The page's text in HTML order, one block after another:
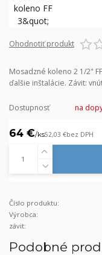
Ohodnotiť produkt
Mosadzné koleno 2 1/2"
ďalšie inštalácie. Závit:
Dostupnosť na
64 €/ks52,03 €bez DPH
Číslo produktu:
Výrobca:
závit:
Podobné